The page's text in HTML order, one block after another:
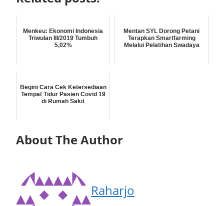
Menkeu: Ekonomi Indonesia
Triwulan III/2019 Tumbuh
5,02%
Mentan SYL Dorong Petani
Terapkan Smartfarming
Melalui Pelatihan Swadaya
Begini Cara Cek Ketersediaan
Tempat Tidur Pasien Covid 19
di Rumah Sakit
About The Author
Raharjo